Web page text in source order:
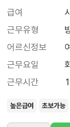
급여
근무유형
어르신정보
근무요일
근무시간
높은급여 초보가능